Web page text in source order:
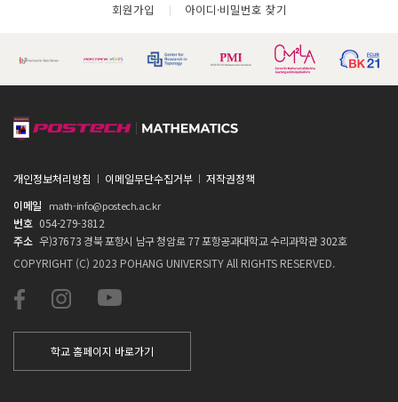
회원가입 아이디·비밀번호 찾기
개인정보처리방침 이메일무단수집거부
저작권정책
이메일
math-info@postech.ac.kr
번호 054-279-3812
주소 우)37673 경북 포항시 남구 청암로 77 포항공과대학교 수리과학관 302호
COPYRIGHT (C) 2023 POHANG UNIVERSITY All RIGHTS RESERVED.
학교 홈페이지 바로가기